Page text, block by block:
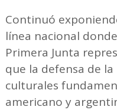
Continuó
línea nacional
Primera Junta
que la defensa de
culturales
americano y